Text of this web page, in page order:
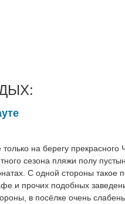
на берегу
сезона пляжи полу
С одной стороны
и прочих подобных
в посёлке очень